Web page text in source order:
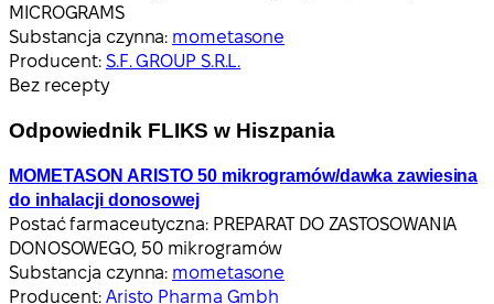
MICROGRAMS
Substancja czynna: mometasone
Producent: S.F. GROUP S.R.L.
Bez recepty
Odpowiednik FLIKS w Hiszpania
MOMETASON ARISTO 50 mikrogramów/dawka zawiesina
do inhalacji donosowej
Postać farmaceutyczna: PREPARAT DO ZASTOSOWANIA
DONOSOWEGO, 50 mikrogramów
Substancja czynna: mometasone
Producent: Aristo Pharma Gmbh